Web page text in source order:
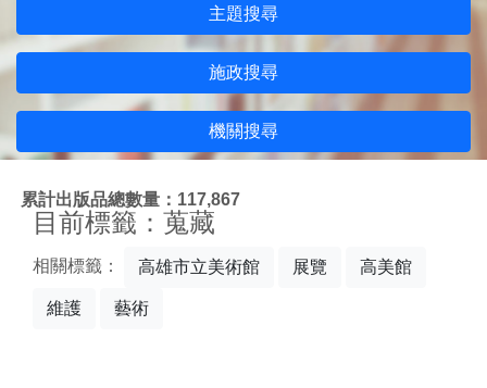
主題搜尋
施政搜尋
機關搜尋
累計出版品總數量：117,867
目前標籤：蒐藏
相關標籤： 高雄市立美術館 展覽 高美館
維護 藝術